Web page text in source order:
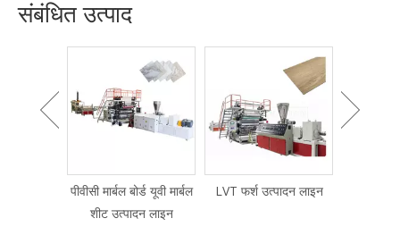
संबंधित उत्पाद
LVT फर्श उत्पादन लाइन डब्ल्यूपीसी अलंकार मशीन